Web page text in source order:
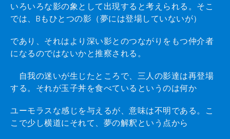
いろいろな影の象として出現すると考えられる。そこ
では、Bもひとつの影（夢には登場していないが）
であり、それはより深い影とのつながりをもつ仲介者
になるのではないかと推察される。
自我の迷いが生じたところで、三人の影達は再登場
する。それが玉子丼を食べているというのは何か
ユーモラスな感じを与えるが、意味は不明である。こ
こで少し横道にそれて、夢の解釈という点から